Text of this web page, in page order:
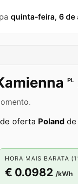
quinta-feira, 6 de
PL
oferta Poland
HORA MAIS BARATA
€ 0.0982 /kWh